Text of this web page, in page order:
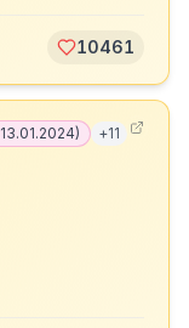
10461
13.01.2024) +11